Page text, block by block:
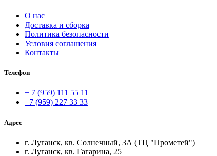
О нас
Доставка и сборка
Политика безопасности
Условия соглашения
Контакты
Телефон
+ 7 (959) 111 55 11
+7 (959) 227 33 33
Адрес
г. Луганск, кв. Солнечный, 3А (ТЦ "Прометей")
г. Луганск, кв. Гагарина, 25